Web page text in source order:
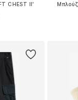
CHEST II'